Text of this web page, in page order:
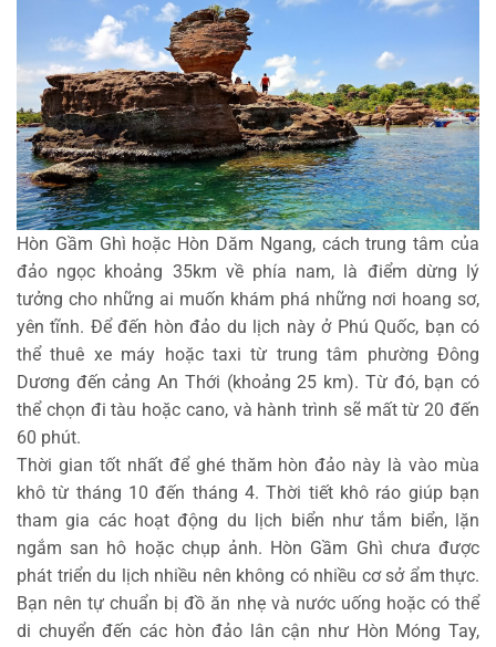
Hòn Gầm Ghì hoặc Hòn Dăm Ngang, cách trung tâm của
đảo ngọc khoảng 35km về phía nam, là điểm dừng lý
tưởng cho những ai muốn khám phá những nơi hoang sơ,
yên tĩnh. Để đến hòn đảo du lịch này ở Phú Quốc, bạn có
thể thuê xe máy hoặc taxi từ trung tâm phường Đông
Dương đến cảng An Thới (khoảng 25 km). Từ đó, bạn có
thể chọn đi tàu hoặc cano, và hành trình sẽ mất từ 20 đến
60 phút.
Thời gian tốt nhất để ghé thăm hòn đảo này là vào mùa
khô từ tháng 10 đến tháng 4. Thời tiết khô ráo giúp bạn
tham gia các hoạt động du lịch biển như tắm biển, lặn
ngắm san hô hoặc chụp ảnh. Hòn Gầm Ghì chưa được
phát triển du lịch nhiều nên không có nhiều cơ sở ẩm thực.
Bạn nên tự chuẩn bị đồ ăn nhẹ và nước uống hoặc có thể
di chuyển đến các hòn đảo lân cận như Hòn Móng Tay,